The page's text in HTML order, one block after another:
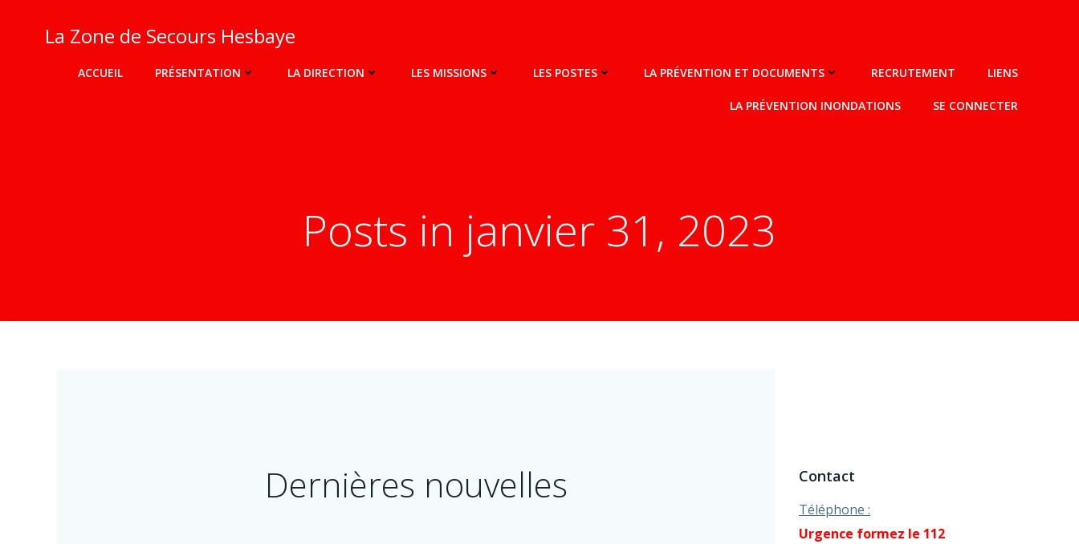
contenuLa Zone de Secours Hesbaye
ACCUEIL PRÉSENTATION LA DIRECTION LES MISSIONS LES POSTES LA PRÉVENTION ET DOCUMENTS RECRUTEMENT LIENS
LA PRÉVENTION INONDATIONS SE CONNECTER
Posts in janvier 31, 2023
Dernières nouvelles Contact
Téléphone :
Urgence formez le 112